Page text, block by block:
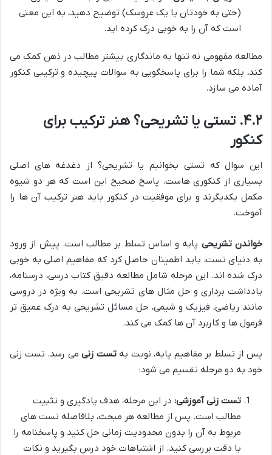
(حتی به خودتان یا یک عروسک) توضیح دهید، به این معنی
است که آن را به خوبی درک کرده اید.
مطالعه مفهومی نه تنها به ماندگاری بیشتر مطالب در ذهن کمک می
کند، بلکه شما را برای پاسخگویی به سوالات پیچیده و ترکیبی کنکور
آماده می سازد.
۴.۲. تستی یا تشریحی؟ هنر ترکیب برای
کنکور
این سوال که تستی بخوانیم یا تشریحی؟ از دغدغه های اصلی
بسیاری از کنکوری هاست. پاسخ صحیح این است که هر دو شیوه
مکمل یکدیگرند و برای موفقیت در کنکور باید هنر ترکیب آن ها را
آموخت.
خواندن تشریحی پایه و اساس تسلط بر مطالب است. پیش از ورود
به دنیای تست، باید اطمینان حاصل کرد که مفاهیم اصلی به خوبی
درک شده اند. این مرحله شامل مطالعه دقیق کتاب درسی، درسنامه،
یادداشت برداری و حل مثال های تشریحی است. به ویژه در دروسی
مانند ریاضی، فیزیک و شیمی، حل مسائل تشریحی به درک عمیق تر
فرمول ها و کاربرد آن ها کمک می کند.
پس از تسلط بر مفاهیم پایه، نوبت بهتست زنیمی رسد. تست زنی
خود به دو مرحله تقسیم می شود:
تست زنی آموزشی: در این مرحله، هدف یادگیری و تثبیت
مطالب است. پس از مطالعه هر مبحث، بلافاصله تست های
مربوط به آن را بدون محدودیت زمانی حل کنید و پاسخنامه را
با دقت بررسی کنید. از اشتباهات خود درس بگیرید و نکات